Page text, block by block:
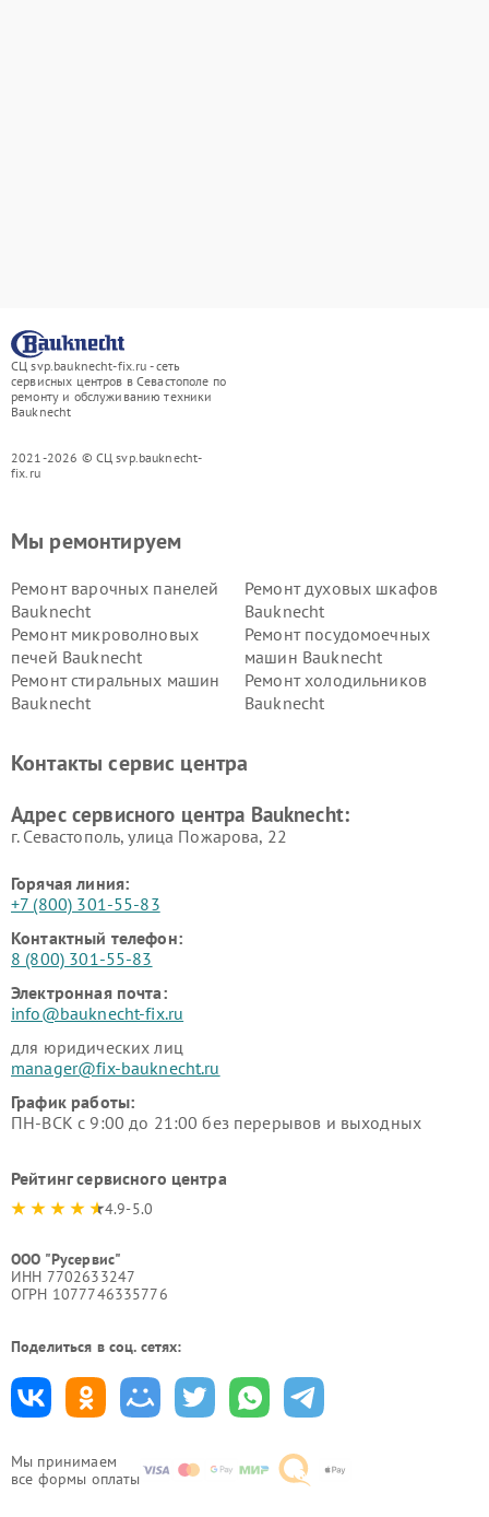
СЦ svp.bauknecht-fix.ru - сеть
сервисных центров в Севастополе по
ремонту и обслуживанию техники
Bauknecht
2021-2026 © СЦ svp.bauknecht-
fix.ru
Мы принимаем
все формы оплаты
Мы ремонтируем
Ремонт варочных панелей
Bauknecht
Ремонт духовых шкафов
Bauknecht
Ремонт микроволновых
печей Bauknecht
Ремонт посудомоечных
машин Bauknecht
Ремонт стиральных машин
Bauknecht
Ремонт холодильников
Bauknecht
Контакты сервис центра
Адрес сервисного центра Bauknecht:
г. Севастополь, улица Пожарова, 22
Горячая линия:
+7 (800) 301-55-83
Контактный телефон:
8 (800) 301-55-83
Электронная почта:
info@bauknecht-fix.ru
для юридических лиц
manager@fix-bauknecht.ru
График работы:
ПН-ВСК с 9:00 до 21:00 без перерывов и выходных
Рейтинг сервисного центра
4.9-5.0
ООО "Русервис"
ИНН 7702633247
ОГРН 1077746335776
Поделиться в соц. сетях: